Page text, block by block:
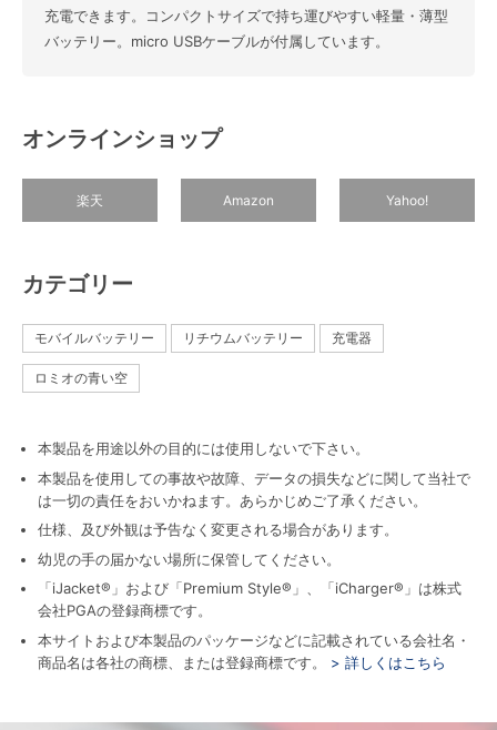
充電できます。コンパクトサイズで持ち運びやすい軽量・薄型
バッテリー。micro USBケーブルが付属しています。
オンラインショップ
楽天 Amazon Yahoo!
カテゴリー
モバイルバッテリー リチウムバッテリー 充電器
ロミオの青い空
本製品を用途以外の目的には使用しないで下さい。
本製品を使用しての事故や故障、データの損失などに関して当社で
は一切の責任をおいかねます。あらかじめご了承ください。
仕様、及び外観は予告なく変更される場合があります。
幼児の手の届かない場所に保管してください。
「iJacket®」および「Premium Style®」、「iCharger®」は株式
会社PGAの登録商標です。
本サイトおよび本製品のパッケージなどに記載されている会社名・
商品名は各社の商標、または登録商標です。
> 詳しくはこちら